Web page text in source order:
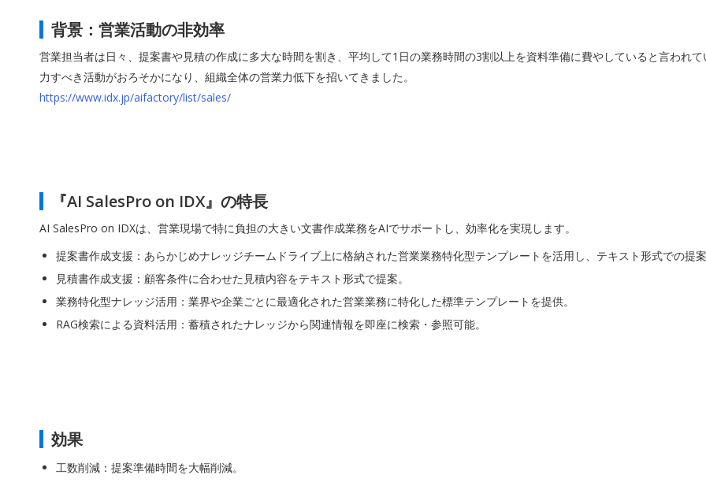
背景：営業活動の非効率
営業担当者は日々、提案書や見積の作成に多大な時間を割き、平均して1日の業務時間の3割以上を資料準備に費やしていると言われ
力すべき活動がおろそかになり、組織全体の営業力低下を招いてきました。
https://www.idx.jp/aifactory/list/sales/
『AI SalesPro on IDX』の特長
AI SalesPro on IDXは、営業現場で特に負担の大きい文書作成業務をAIでサポートし、効率化を実現します。
提案書作成支援：あらかじめナレッジチームドライブ上に格納された営業業務特化型テンプレートを活用し、テキスト形式での提
見積書作成支援：顧客条件に合わせた見積内容をテキスト形式で提案。
業務特化型ナレッジ活用：業界や企業ごとに最適化された営業業務に特化した標準テンプレートを提供。
RAG検索による資料活用：蓄積されたナレッジから関連情報を即座に検索・参照可能。
効果
工数削減：提案準備時間を大幅削減。